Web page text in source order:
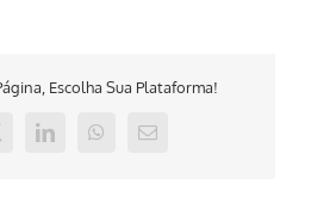
Escolha Sua Plataforma!
LinkedInWhatsApp
E-